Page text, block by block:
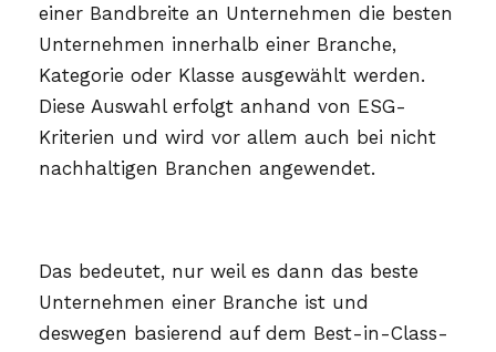
einer Bandbreite an Unternehmen die besten
Unternehmen innerhalb einer Branche,
Kategorie oder Klasse ausgewählt werden.
Diese Auswahl erfolgt anhand von ESG-
Kriterien und wird vor allem auch bei nicht
nachhaltigen Branchen angewendet.
Das bedeutet, nur weil es dann das beste
Unternehmen einer Branche ist und
deswegen basierend auf dem Best-in-Class-